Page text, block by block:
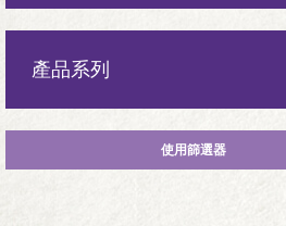
單一蛋白
新鮮肉類
幼犬
產品系列
Complete Health全方位系列